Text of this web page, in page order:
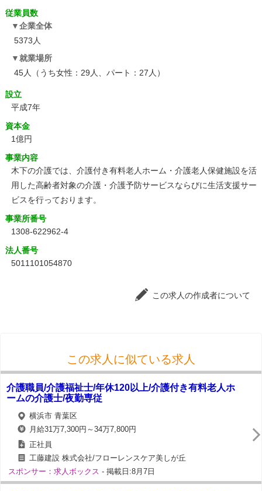
従業員数
企業全体
5373人
就業場所
45人（うち女性：29人、パート：27人）
設立
平成7年
資本金
1億円
事業内容
木下の介護では、介護付き有料老人ホーム・介護老人保健施設を活
用した高齢者対象の介護・介護予防サービスならびに生活支援サー
ビスを行っております。
事業所番号
1308-622962-4
法人番号
5011101054870
この求人の作成者について
この求人に似ている求人
介護職員/介護福祉士/年休120以上/介護付き有料老人ホ
ームの介護士/夜勤専従
横浜市 青葉区
月給31万7,300円～34万7,800円
正社員
工藤建設 株式会社/フローレンスケア美しが丘
スポンサー：求人ボックス - 掲載日:8月7日